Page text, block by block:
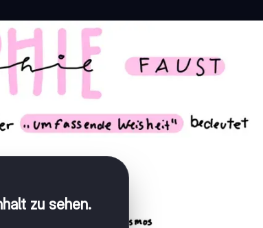
zu sehen.